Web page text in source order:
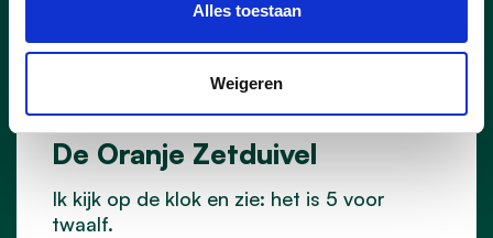
Alles toestaan
Weigeren
De Oranje Zetduivel
Ik kijk op de klok en zie: het is 5 voor
twaalf.